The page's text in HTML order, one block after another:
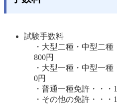
試験手数料
・大型二種・中型二
800円
・大型一種・中型一
0円
・普通一種免許・・・
・その他の免許・・・